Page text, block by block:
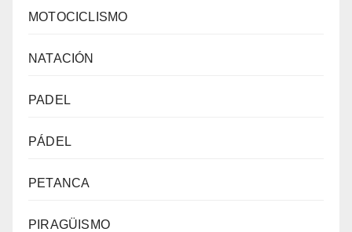
MOTOCICLISMO
NATACIÓN
PADEL
PÁDEL
PETANCA
PIRAGÜISMO